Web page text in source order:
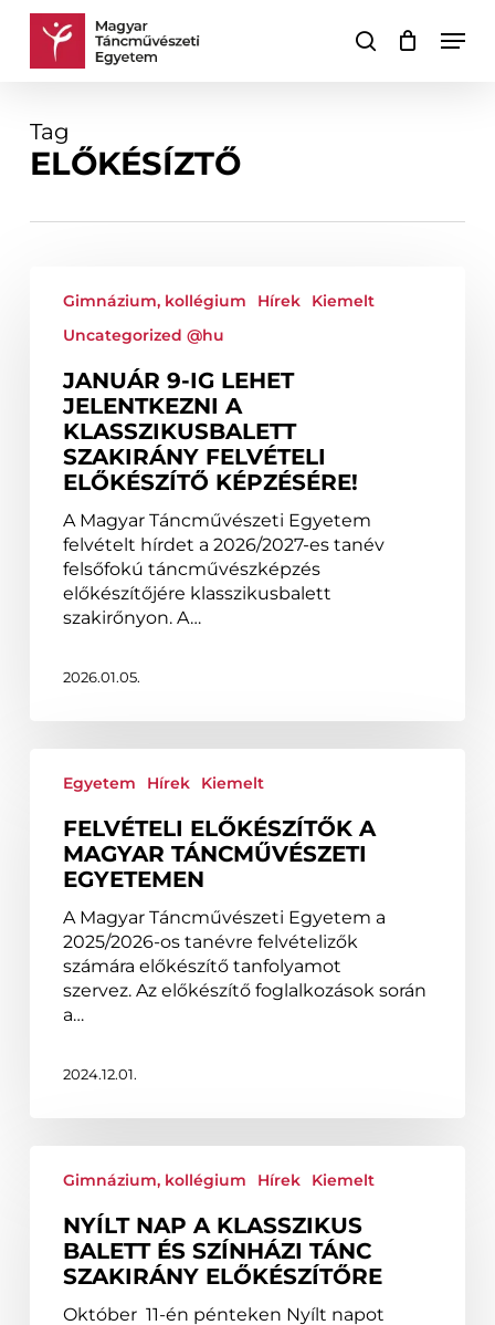
Skip
keresés
Kosár Kosár
Tag
ELŐKÉSÍZTŐ
jelentkezni
klasszikusbalett
szakirány
felvételi
előkészítő
képzésére!
Gimnázium, kollégium Hírek
Kiemelt
Uncategorized @hu
JANUÁR 9-IG LEHET
JELENTKEZNI A
KLASSZIKUSBALETT
SZAKIRÁNY FELVÉTELI
ELŐKÉSZÍTŐ KÉPZÉSÉRE!
A Magyar Táncművészeti Egyetem
felvételt hírdet a 2026/2027-es tanév
felsőfokú táncművészképzés
előkészítőjére klasszikusbalett
szakirőnyon. A…
2026.01.05.
előkészítők
Magyar
Táncművészeti
Egyetemen
Egyetem Hírek Kiemelt
FELVÉTELI ELŐKÉSZÍTŐK A
MAGYAR TÁNCMŰVÉSZETI
EGYETEMEN
A Magyar Táncművészeti Egyetem a
2025/2026-os tanévre felvételizők
számára előkészítő tanfolyamot
szervez. Az előkészítő foglalkozások során
a…
2024.12.01.
klasszikus
balett
színházi
Gimnázium, kollégium Hírek Kiemelt
NYÍLT NAP A KLASSZIKUS
BALETT ÉS SZÍNHÁZI TÁNC
SZAKIRÁNY ELŐKÉSZÍTŐRE
Október 11-én pénteken Nyílt napot